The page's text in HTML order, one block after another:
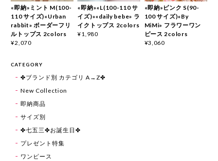
«即納»ミント M(100-
110 サイズ)«Urban
rabbit» ボーダーフリ
ルトップス 2colors
¥2,070
«即納»«L(100-110 サ
イズ)»«daily bebe» ラ
イクトップス 2colors
¥1,980
«即納»ピンク S(90-
100 サイズ)«By
MiMi» フラワーワン
ピース 2colors
¥3,060
CATEGORY
✤ブランド別 カテゴリ A→Z✤
New Collection
即納商品
サイズ別
✤七五三✤お誕生日✤
プレゼント特集
ワンピース